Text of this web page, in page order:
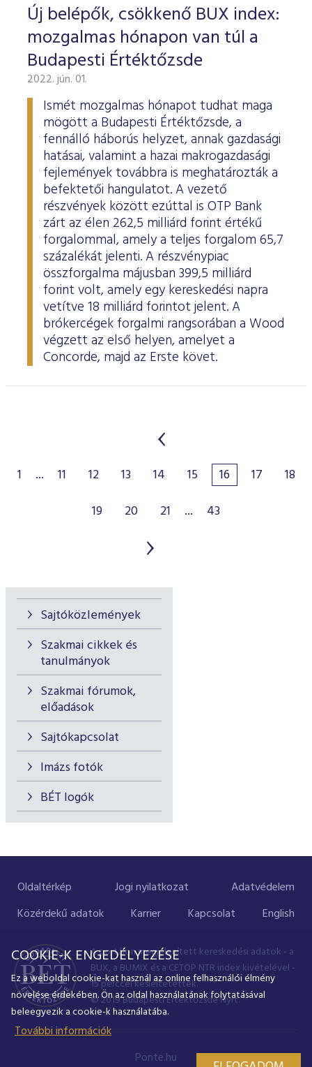
Sajtóközlemények
Szakmai cikkek és
tanulmányok
Szakmai fórumok,
előadások
Sajtókapcsolat
Imázs fotók
BÉT logók
Új belépők, csökkenő BUX index:
mozgalmas hónapon van túl a
Budapesti Értéktőzsde
2022. jún. 01.
Ismét mozgalmas hónapot tudhat maga
mögött a Budapesti Értéktőzsde, a
fennálló háborús helyzet, annak gazdasági
hatásai, valamint a hazai makrogazdasági
fejlemények továbbra is meghatározták a
befektetői hangulatot. A vezető
részvények között ezúttal is OTP Bank
zárt az élen 262,5 milliárd forint értékű
forgalommal, amely a teljes forgalom 65,7
százalékát jelenti. A részvénypiac
összforgalma májusban 399,5 milliárd
forint volt, amely egy kereskedési napra
vetítve 18 milliárd forintot jelent. A
brókercégek forgalmi rangsorában a Wood
végzett az első helyen, amelyet a
Concorde, majd az Erste követ.
1 ... 11 12 13 14 15 16 17
18
19
20 21 ... 43
Oldaltérkép Jogi nyilatkozat
Adatvédelem
Közérdekű adatok
Karrier Kapcsolat English
A portálon megjelenített kereskedési adatok - a
BUX, a BUMIX és a CETOP NTR index kivételével -
15 perccel késleltetettek.
© 2019 Budapesti Értéktőzsde Nyrt.
Ponte.hu
COOKIE-K ENGEDÉLYEZÉSE
Ez a weboldal cookie-kat használ az online felhasználói élmény
növelése érdekében. Ön az oldal használatának folytatásával
beleegyezik a cookie-k használatába.
További információk